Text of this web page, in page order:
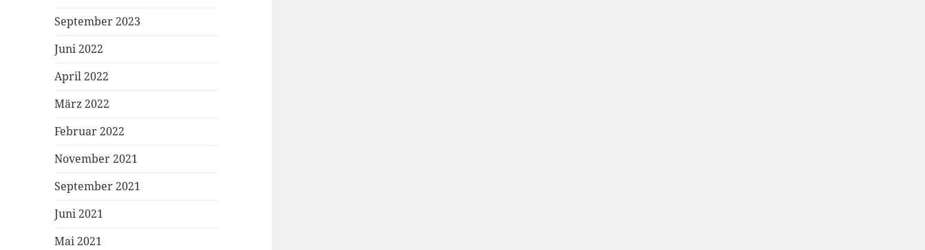
September 2023
Juni 2022
April 2022
März 2022
Februar 2022
November 2021
September 2021
Juni 2021
Mai 2021